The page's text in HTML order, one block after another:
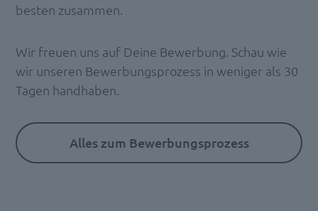
besten zusammen.
Wir freuen uns auf Deine Bewerbung. Schau wie
wir unseren Bewerbungsprozess in weniger als 30
Tagen handhaben.
Alles zum Bewerbungsprozess